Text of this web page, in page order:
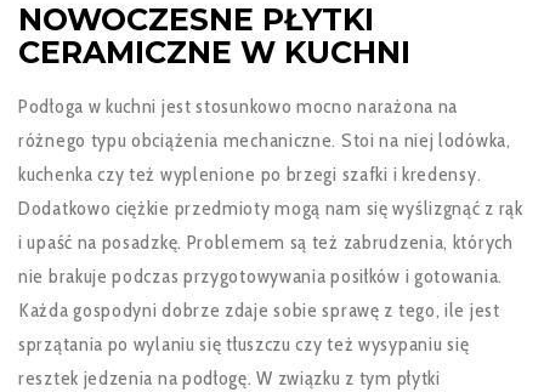
NOWOCZESNE PŁYTKI
CERAMICZNE W KUCHNI
Podłoga w kuchni jest stosunkowo mocno narażona na
różnego typu obciążenia mechaniczne. Stoi na niej lodówka,
kuchenka czy też wyplenione po brzegi szafki i kredensy.
Dodatkowo ciężkie przedmioty mogą nam się wyślizgnąć z rąk
i upaść na posadzkę. Problemem są też zabrudzenia, których
nie brakuje podczas przygotowywania posiłków i gotowania.
Każda gospodyni dobrze zdaje sobie sprawę z tego, ile jest
sprzątania po wylaniu się tłuszczu czy też wysypaniu się
resztek jedzenia na podłogę. W związku z tym płytki